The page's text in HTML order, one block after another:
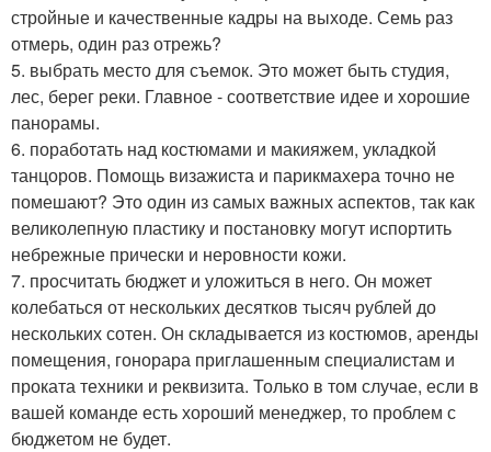
стройные и качественные кадры на выходе. Семь раз
отмерь, один раз отрежь?
5. выбрать место для съемок. Это может быть студия,
лес, берег реки. Главное - соответствие идее и хорошие
панорамы.
6. поработать над костюмами и макияжем, укладкой
танцоров. Помощь визажиста и парикмахера точно не
помешают? Это один из самых важных аспектов, так как
великолепную пластику и постановку могут испортить
небрежные прически и неровности кожи.
7. просчитать бюджет и уложиться в него. Он может
колебаться от нескольких десятков тысяч рублей до
нескольких сотен. Он складывается из костюмов, аренды
помещения, гонорара приглашенным специалистам и
проката техники и реквизита. Только в том случае, если в
вашей команде есть хороший менеджер, то проблем с
бюджетом не будет.